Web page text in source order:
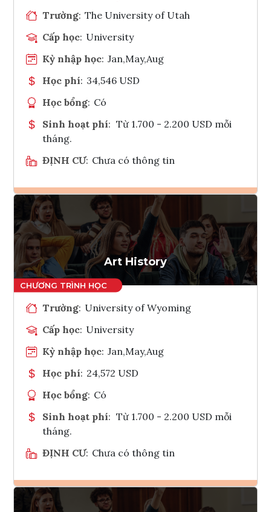
Trường: The University of Utah
Cấp học: University
Kỳ nhập học: Jan,May,Aug
Học phí: 34,546 USD
Học bổng: Có
Sinh hoạt phí: Từ 1.700 - 2.200 USD mỗi
tháng.
ĐỊNH CƯ: Chưa có thông tin
Ghi danh
Tham vấn Interlink
Art History
Trường: University of Wyoming
Cấp học: University
Kỳ nhập học: Jan,May,Aug
Học phí: 24,572 USD
Học bổng: Có
Sinh hoạt phí: Từ 1.700 - 2.200 USD mỗi
tháng.
ĐỊNH CƯ: Chưa có thông tin
Ghi danh